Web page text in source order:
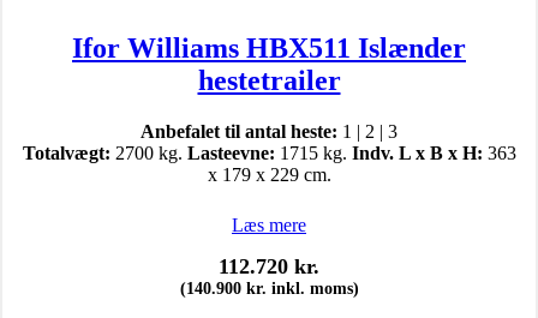
Ifor Williams HBX511 Islænder
hestetrailer
Anbefalet til antal heste: 1 | 2 | 3
Totalvægt: 2700 kg. Lasteevne: 1715 kg. Indv. L x B x H: 363
x 179 x 229 cm.
Læs mere
112.720 kr.
(140.900 kr. inkl. moms)